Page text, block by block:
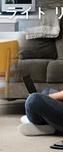
ライト